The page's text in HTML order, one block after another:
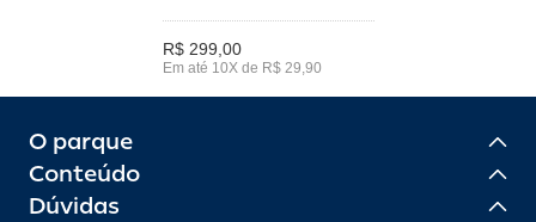
R$ 299,00
Em até 10X de R$ 29,90
O parque
Conteúdo
Dúvidas